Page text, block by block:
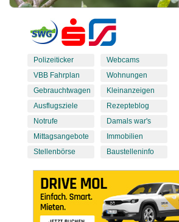
Polizeiticker
VBB Fahrplan
Gebrauchtwagen
Ausflugsziele
Notrufe
Mittagsangebote
Stellenbörse
Webcams
Wohnungen
Kleinanzeigen
Rezepteblog
Damals war's
Immobilien
Baustelleninfo